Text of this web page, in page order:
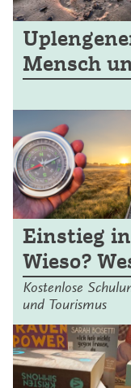
Mensch
Einstieg
Wieso?
Kostenlose
und Tourismus